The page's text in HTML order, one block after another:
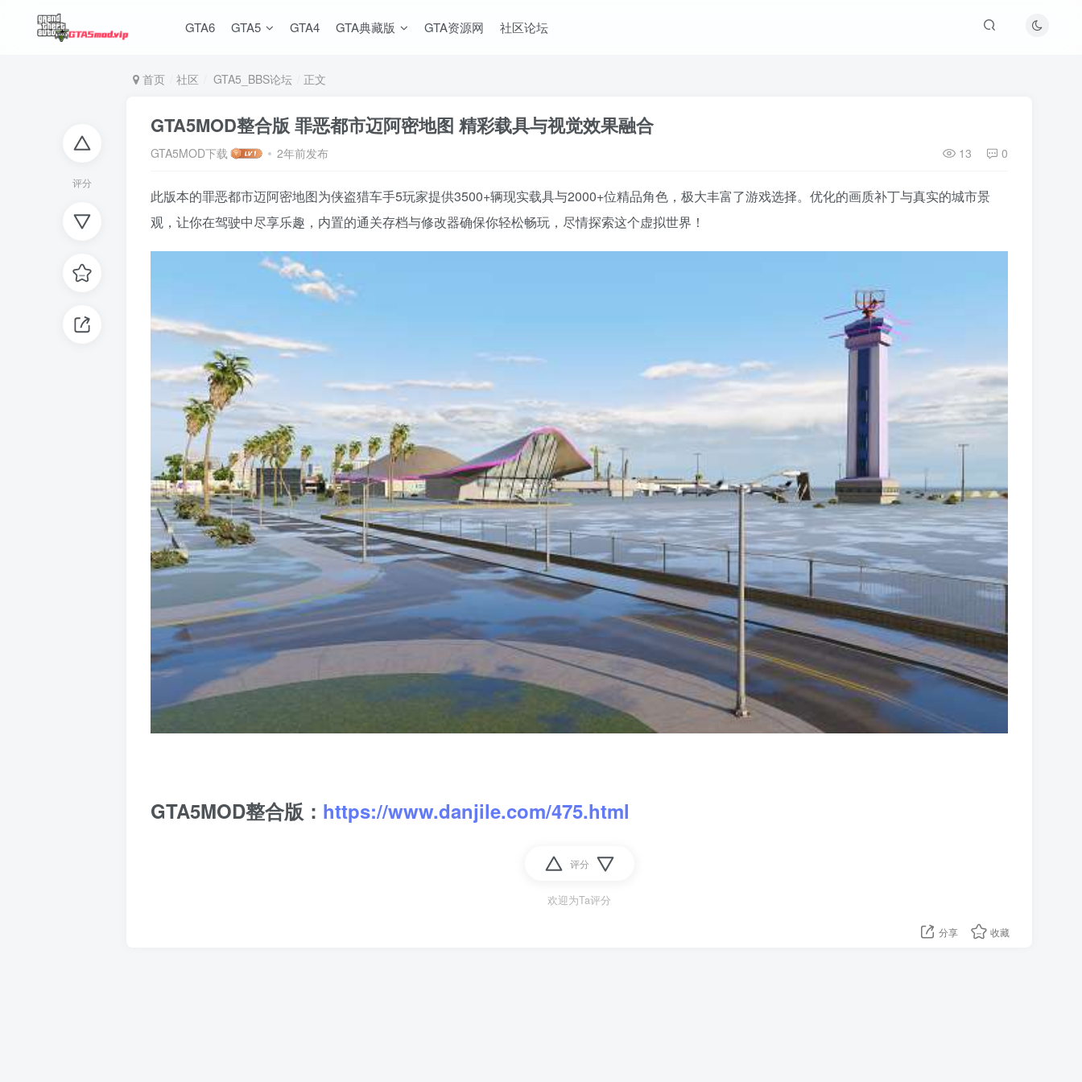
GTA6 GTA5 GTA4 GTA典藏版 GTA资源网 社区论坛
评分
首页 社区 GTA5_BBS论坛 正文
GTA5MOD整合版 罪恶都市迈阿密地图 精彩载具与视觉效果融合
GTA5MOD下载 2年前发布 13 0
此版本的罪恶都市迈阿密地图为侠盗猎车手5玩家提供3500+辆现实载具与2000+位精品角色，极大丰富了游戏选择。优化的画质补丁与真实的城市景
观，让你在驾驶中尽享乐趣，内置的通关存档与修改器确保你轻松畅玩，尽情探索这个虚拟世界！
GTA5MOD整合版： https://www.danjile.com/475.html
评分
欢迎为Ta评分
分享 收藏